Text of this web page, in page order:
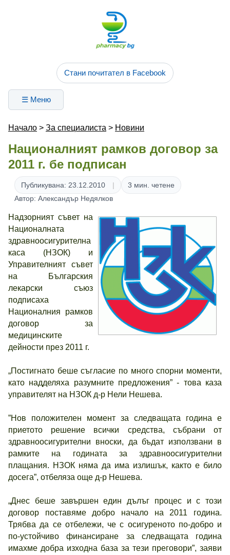
Стани почитател в Facebook
☰ Меню
Начало > За специалиста > Новини
Националният рамков договор за
2011 г. бе подписан
Публикувана: 23.12.2010
3 мин. четене
Автор: Александър Недялков
Надзорният съвет на
Националната
здравноосигурителна
каса (НЗОК) и
Управителният съвет
на Българския
лекарски съюз
подписаха
Националния рамков
договор за
медицинските
дейности през 2011 г.
„Постигнато беше съгласие по много спорни моменти,
като надделяха разумните предложения” - това каза
управителят на НЗОК д-р Нели Нешева.
”Нов положителен момент за следващата година е
приетото решение всички средства, събрани от
здравноосигурителни вноски, да бъдат използвани в
рамките на годината за здравноосигурителни
плащания. НЗОК няма да има излишък, както е било
досега”, отбеляза още д-р Нешева.
„Днес беше завършен един дълъг процес и с този
договор поставяме добро начало на 2011 година.
Трябва да се отбележи, че с осигуреното по-добро и
по-устойчиво финансиране за следващата година
имахме добра изходна база за тези преговори”, заяви